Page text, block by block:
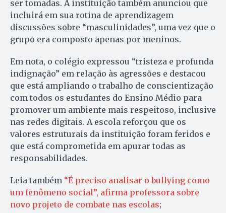
ser tomadas. A instituição também anunciou que
incluirá em sua rotina de aprendizagem
discussões sobre “masculinidades”, uma vez que o
grupo era composto apenas por meninos.
Em nota, o colégio expressou “tristeza e profunda
indignação” em relação às agressões e destacou
que está ampliando o trabalho de conscientização
com todos os estudantes do Ensino Médio para
promover um ambiente mais respeitoso, inclusive
nas redes digitais. A escola reforçou que os
valores estruturais da instituição foram feridos e
que está comprometida em apurar todas as
responsabilidades.
Leia também “É preciso analisar o bullying como
um fenômeno social”, afirma professora sobre
novo projeto de combate nas escolas;